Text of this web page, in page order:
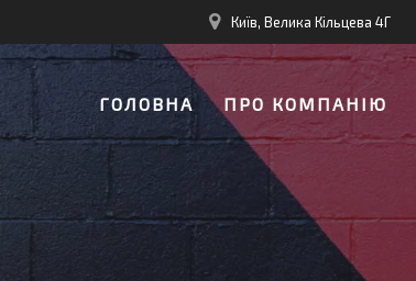
Київ, Велика Кільцева 4Г
ГОЛОВНА ПРО КОМПАНІЮ